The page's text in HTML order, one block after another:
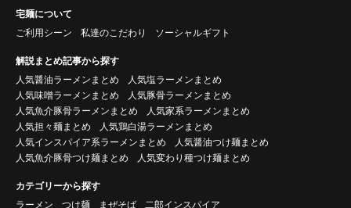
宅麺について
ご利用シーン
私達のこだわり ソーシャルギフト
解説まとめ記事から探す
人気醤油ラーメンまとめ
人気塩ラーメンまとめ
人気味噌ラーメンまとめ
人気豚骨ラーメンまとめ
人気魚介豚骨ラーメンまとめ
人気家系ラーメンまとめ
人気担々麺まとめ
人気鶏白湯ラーメンまとめ
人気インスパイア系ラーメンまとめ
人気醤油つけ麺まとめ
人気魚介豚骨つけ麺まとめ
人気変わり種つけ麺まとめ
カテゴリーから探す
ラーメン
つけ麺 まぜそば
二郎インスパイア